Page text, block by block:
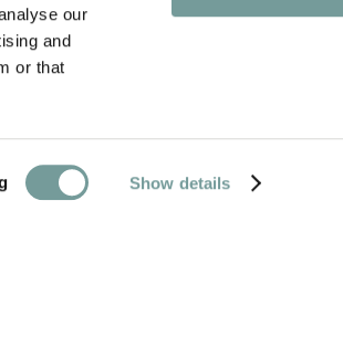
our
and
or that
Show details